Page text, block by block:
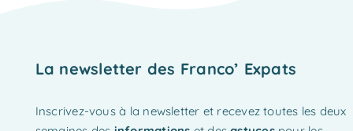
La newsletter des Franco’ Expats
Inscrivez-vous à la newsletter et recevez toutes les deux